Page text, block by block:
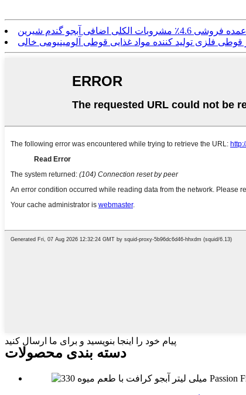
عمده فروشی 4.6٪ مشروبات الکلی اضافی آبجو گندم شیرین
پیام خود را اینجا بنویسید و برای ما ارسال کنید
دسته بندی محصولات